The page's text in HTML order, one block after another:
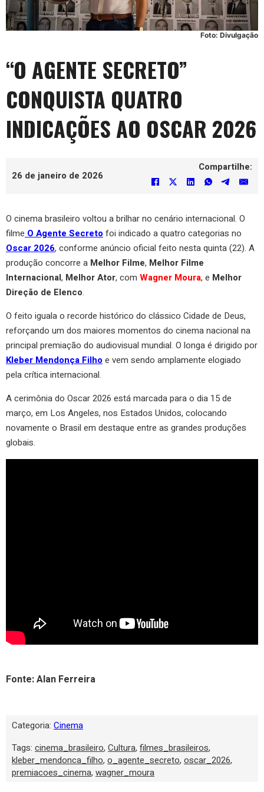
Foto: Divulgação
“O AGENTE SECRETO”
CONQUISTA QUATRO
INDICAÇÕES AO OSCAR 2026
26 de janeiro de 2026
Compartilhe:
O cinema brasileiro voltou a brilhar no cenário internacional. O
filme O Agente Secreto foi indicado a quatro categorias no
Oscar 2026, conforme anúncio oficial feito nesta quinta (22). A
produção concorre a Melhor Filme, Melhor Filme
Internacional, Melhor Ator, com Wagner Moura, e Melhor
Direção de Elenco.
O feito iguala o recorde histórico do clássico Cidade de Deus,
reforçando um dos maiores momentos do cinema nacional na
principal premiação do audiovisual mundial. O longa é dirigido por
Kleber Mendonça Filho e vem sendo amplamente elogiado
pela crítica internacional.
A cerimônia do Oscar 2026 está marcada para o dia 15 de
março, em Los Angeles, nos Estados Unidos, colocando
novamente o Brasil em destaque entre as grandes produções
globais.
Fonte: Alan Ferreira
Categoria: Cinema
Tags: cinema_brasileiro, Cultura, filmes_brasileiros,
kleber_mendonca_filho, o_agente_secreto, oscar_2026,
premiacoes_cinema, wagner_moura